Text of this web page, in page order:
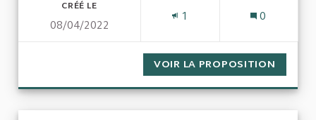
CRÉÉ LE
08/04/2022
1 0
VOIR LA PROPOSITION